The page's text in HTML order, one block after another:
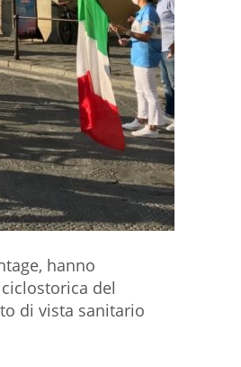
hanno
del
di vista sanitario